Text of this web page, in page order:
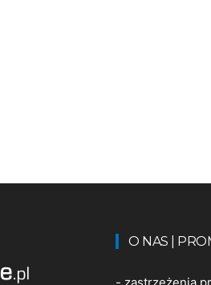
O NAS |
- zastrzeżenia